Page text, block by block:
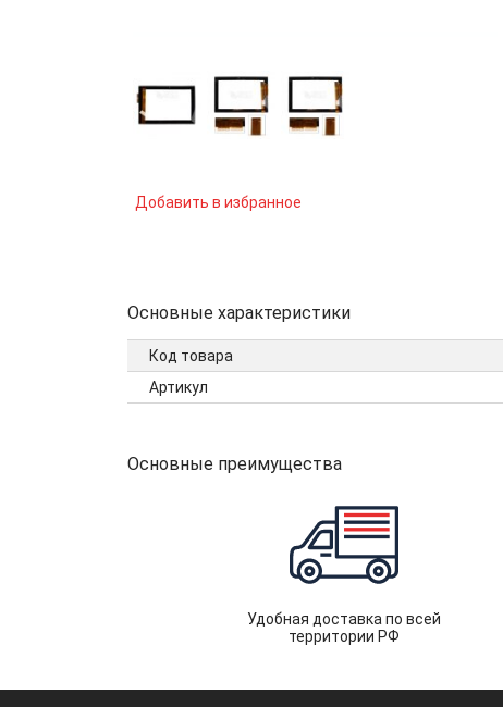
Добавить в избранное
Основные характеристики
Код товара
Артикул
Основные преимущества
Удобная доставка по всей
территории РФ